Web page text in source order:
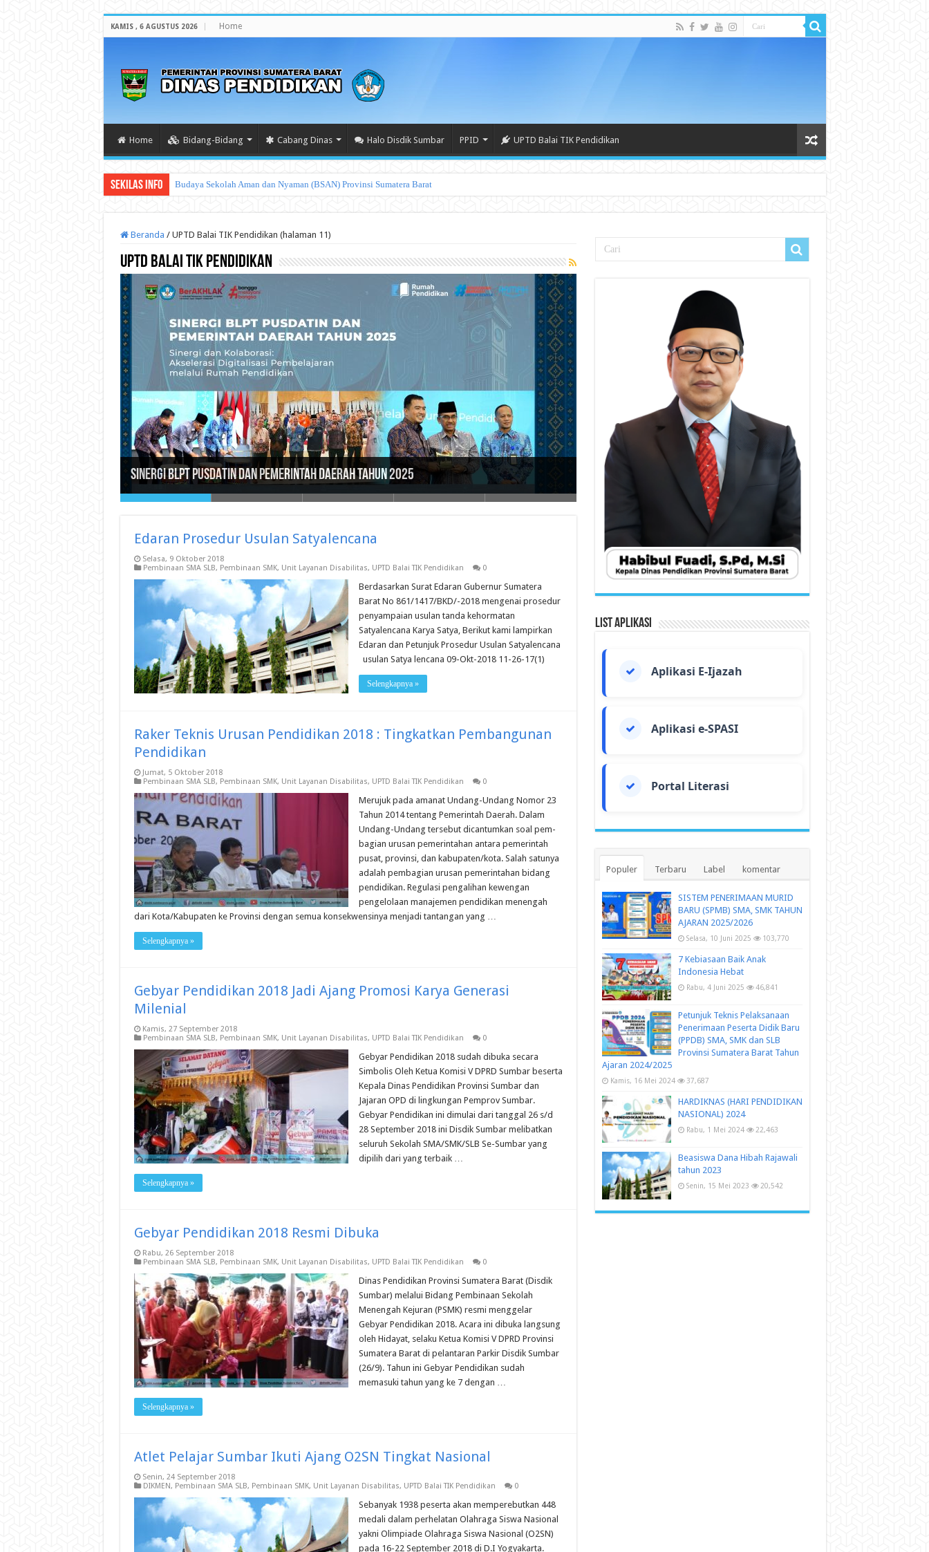
KAMIS , 6 AGUSTUS 2026 Home
Home Bidang-Bidang Cabang Dinas Halo Disdik Sumbar PPID UPTD Balai TIK Pendidikan
Sekilas Info
Beranda / UPTD Balai TIK Pendidikan (halaman 11)
UPTD Balai TIK Pendidikan
Sinergi BLPT PUSDATIN dan Pemerintah Daerah Tahun 2025
Selamat Hari Raya Idul Fitri 1446 H / 2025 M
Launching Cetak Biru Transformasi Digital Rumah Pendidikan
Gubernur Sumatera Barat Launching Unit Layanan Disabilitas 2024
SOSIALISASI ASSESMEN NASIONAL 2024 TINGKAT SMK, MAK, SMA, MA, SMALB SE SUMATERA
BARAT
Edaran Prosedur Usulan Satyalencana
Selasa, 9 Oktober 2018
Pembinaan SMA SLB, Pembinaan SMK, Unit Layanan Disabilitas, UPTD Balai TIK Pendidikan 0
Berdasarkan Surat Edaran Gubernur Sumatera
Barat No 861/1417/BKD/-2018 mengenai prosedur
penyampaian usulan tanda kehormatan
Satyalencana Karya Satya, Berikut kami lampirkan
Edaran dan Petunjuk Prosedur Usulan Satyalencana
usulan Satya lencana 09-Okt-2018 11-26-17(1)
Selengkapnya »
Raker Teknis Urusan Pendidikan 2018 : Tingkatkan Pembangunan
Pendidikan
Jumat, 5 Oktober 2018
Pembinaan SMA SLB, Pembinaan SMK, Unit Layanan Disabilitas, UPTD Balai TIK Pendidikan 0
Merujuk pada amanat Undang-Undang Nomor 23
Tahun 2014 tentang Pemerintah Daerah. Dalam
Undang-Undang tersebut dicantumkan soal pem­
bagian urusan pemerintahan antara peme­rintah
pusat, provinsi, dan kabupaten/kota. Salah satunya
adalah pembagian urusan pemerintahan bidang
pendidikan. Regulasi pengalihan kewengan
pengelolaan manajemen pendidikan menengah
dari Kota/Kabupaten ke Provinsi dengan semua konsekwensinya menjadi tantangan yang …
Selengkapnya »
Gebyar Pendidikan 2018 Jadi Ajang Promosi Karya Generasi
Milenial
Kamis, 27 September 2018
Pembinaan SMA SLB, Pembinaan SMK, Unit Layanan Disabilitas, UPTD Balai TIK Pendidikan 0
Gebyar Pendidikan 2018 sudah dibuka secara
Simbolis Oleh Ketua Komisi V DPRD Sumbar beserta
Kepala Dinas Pendidikan Provinsi Sumbar dan
Jajaran OPD di lingkungan Pemprov Sumbar.
Gebyar Pendidikan ini dimulai dari tanggal 26 s/d
28 September 2018 ini Disdik Sumbar melibatkan
seluruh Sekolah SMA/SMK/SLB Se-Sumbar yang
dipilih dari yang terbaik …
Selengkapnya »
Gebyar Pendidikan 2018 Resmi Dibuka
Rabu, 26 September 2018
Pembinaan SMA SLB, Pembinaan SMK, Unit Layanan Disabilitas, UPTD Balai TIK Pendidikan 0
Dinas Pendidikan Provinsi Sumatera Barat (Disdik
Sumbar) melalui Bidang Pembinaan Sekolah
Menengah Kejuran (PSMK) resmi menggelar
Gebyar Pendidikan 2018. Acara ini dibuka langsung
oleh Hidayat, selaku Ketua Komisi V DPRD Provinsi
Sumatera Barat di pelantaran Parkir Disdik Sumbar
(26/9). Tahun ini Gebyar Pendidikan sudah
memasuki tahun yang ke 7 dengan …
Selengkapnya »
Atlet Pelajar Sumbar Ikuti Ajang O2SN Tingkat Nasional
Senin, 24 September 2018
DIKMEN, Pembinaan SMA SLB, Pembinaan SMK, Unit Layanan Disabilitas, UPTD Balai TIK Pendidikan 0
Sebanyak 1938 peserta akan memperebutkan 448
medali dalam perhelatan Olahraga Siswa Nasional
yakni Olimpiade Olahraga Siswa Nasional (O2SN)
pada 16-22 September 2018 di D.I Yogyakarta.
List Aplikasi
Aplikasi E-Ijazah
Aplikasi e-SPASI
Portal Literasi
Populer Terbaru Label komentar
SISTEM PENERIMAAN MURID
BARU (SPMB) SMA, SMK TAHUN
AJARAN 2025/2026
Selasa, 10 Juni 2025 103,770
7 Kebiasaan Baik Anak
Indonesia Hebat
Rabu, 4 Juni 2025 46,841
Petunjuk Teknis Pelaksanaan
Penerimaan Peserta Didik Baru
(PPDB) SMA, SMK dan SLB
Provinsi Sumatera Barat Tahun
Ajaran 2024/2025
Kamis, 16 Mei 2024 37,687
HARDIKNAS (HARI PENDIDIKAN
NASIONAL) 2024
Rabu, 1 Mei 2024 22,463
Beasiswa Dana Hibah Rajawali
tahun 2023
Senin, 15 Mei 2023 20,542